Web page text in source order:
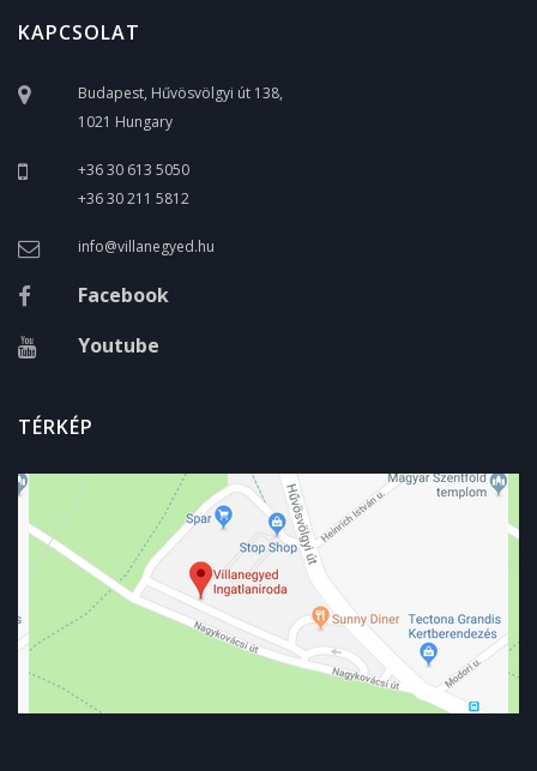
KAPCSOLAT
Budapest, Hűvösvölgyi út 138,
1021 Hungary
+36 30 613 5050
+36 30 211 5812
info@villanegyed.hu
Facebook
Youtube
TÉRKÉP